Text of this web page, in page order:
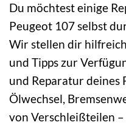
Du möchtest einige
Peugeot 107 selbst
Wir stellen dir
und Tipps zur
und Reparatur deines
Ölwechsel,
von Verschleißteilen